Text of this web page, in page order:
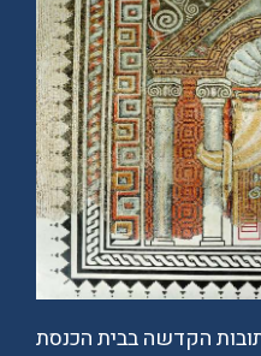
הקדשה בבית הכנסת